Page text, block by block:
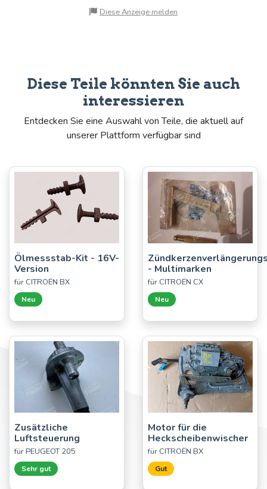
Diese Anzeige melden
Diese Teile könnten Sie auch
interessieren
Entdecken Sie eine Auswahl von Teile, die aktuell auf
unserer Plattform verfügbar sind
Ölmessstab-Kit - 16V-
Version
für CITROËN BX
Neu
- Multimarken
für CITROËN CX
Neu
Zusätzliche
Luftsteuerung
für PEUGEOT 205
Sehr gut
Motor für die
Heckscheibenwischer
für CITROËN BX
Gut